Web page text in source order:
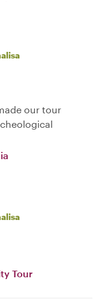
our tour
Tour